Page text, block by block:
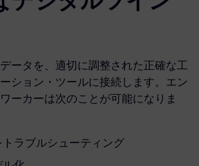
ータを、適切に調整された正確な工
ション・ツールに接続します。エン
ーカーは次のことが可能になりま
ラブルシューティング